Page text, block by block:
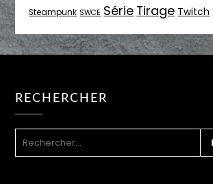
Steampunk SWCE Série Tirage Twitch
RECHERCHER